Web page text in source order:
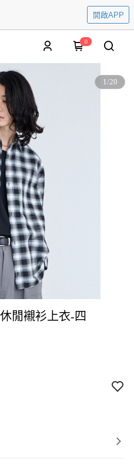
開啟APP
0
1/20
閒襯衫上衣-四